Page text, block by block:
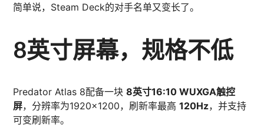
简单说，Steam Deck的对手名单又变长了。
8英寸屏幕，规格不低
Predator Atlas 8配备一块8英寸16:10 WUXGA触控
屏，分辨率为1920×1200，刷新率最高120Hz，并支持
可变刷新率。